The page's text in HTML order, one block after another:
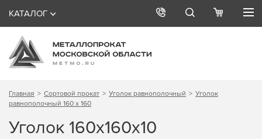
КАТАЛОГ
Главная Сортовой прокат Уголок равнополочный
Уголок
равнополочный 160 х 160
Уголок 160х160х10